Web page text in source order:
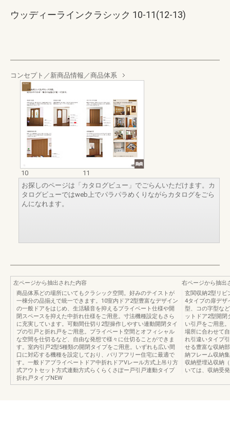
ウッディーラインクラシック 10-11(12-13)
コンセプト／新商品情報／商品体系
10
11
お探しのページは「カタログビュー」でごらんいただけます。カ
タログビューではweb上でパラパラめくりながらカタログをごら
んになれます。
左ページから抽出された内容
商品体系どの場所にいてもクラシック空間。好みのテイストが
一棟分の品揃えで統一できます。10室内ドア2型豊富なデザイン
の一般ドアをはじめ、生活騒音を抑えるプライベート仕様や開
閉スペースを抑えた中折れ仕様をご用意。寸法機種設定もさら
に充実しています。可動間仕切り2型操作しやすい連動開閉タイ
プの引戸と折れ戸をご用意。プライベート空間とオフィシャル
な空間を仕切るなど、自由な発想で様々に仕切ることができま
す。室内引戸2型5種類の開閉タイプをご用意。いずれも広い間
口に対応する機種を設定しており、バリアフリー住宅に最適で
す。一般ドアプライベートドア中折れドアVレール方式上吊り方
式アウトセット方式連動方式らくらくさぽー戸引戸連動タイプ
折れ戸タイプNEW
右ページから抽出
玄関収納2型リビ
4タイプの扉デザ
型、コの字型な
ットドア2型開
い引戸をご用意
場所に合わせて
れ引違いタイプ
せる豊富な収納
納フレーム収納
収納壁埋込収納
いては、収納受